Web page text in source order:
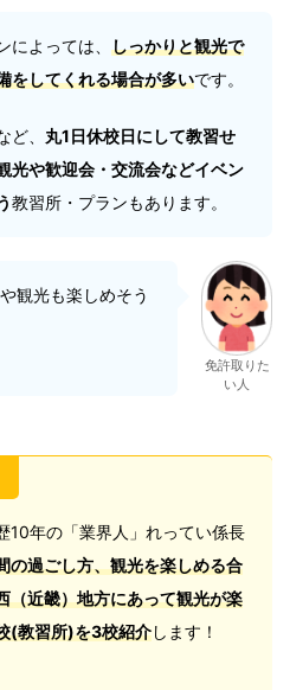
によっては、 しっかりと観光で
をしてくれる場合が多いです。
ど、 丸1日休校日にして教習せ
光や歓迎会・交流会などイベン
教習所・プランもあります。
観光も楽しめそう
免許取りた
い人
10年の「業界人」れってい係長
の過ごし方、観光を楽しめる合
（近畿）地方にあって観光が楽
(教習所)を3校紹介します！